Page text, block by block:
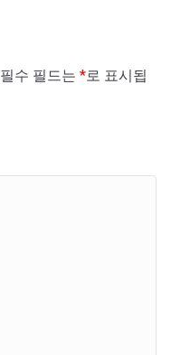
필수 필드는 *로 표시됩